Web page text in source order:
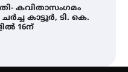
കവിതാസംഗമം
കാട്ടൂർ, ടി. കെ.
16ന്